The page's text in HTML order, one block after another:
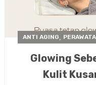
ANTI AGING,
Glowing
Kulit